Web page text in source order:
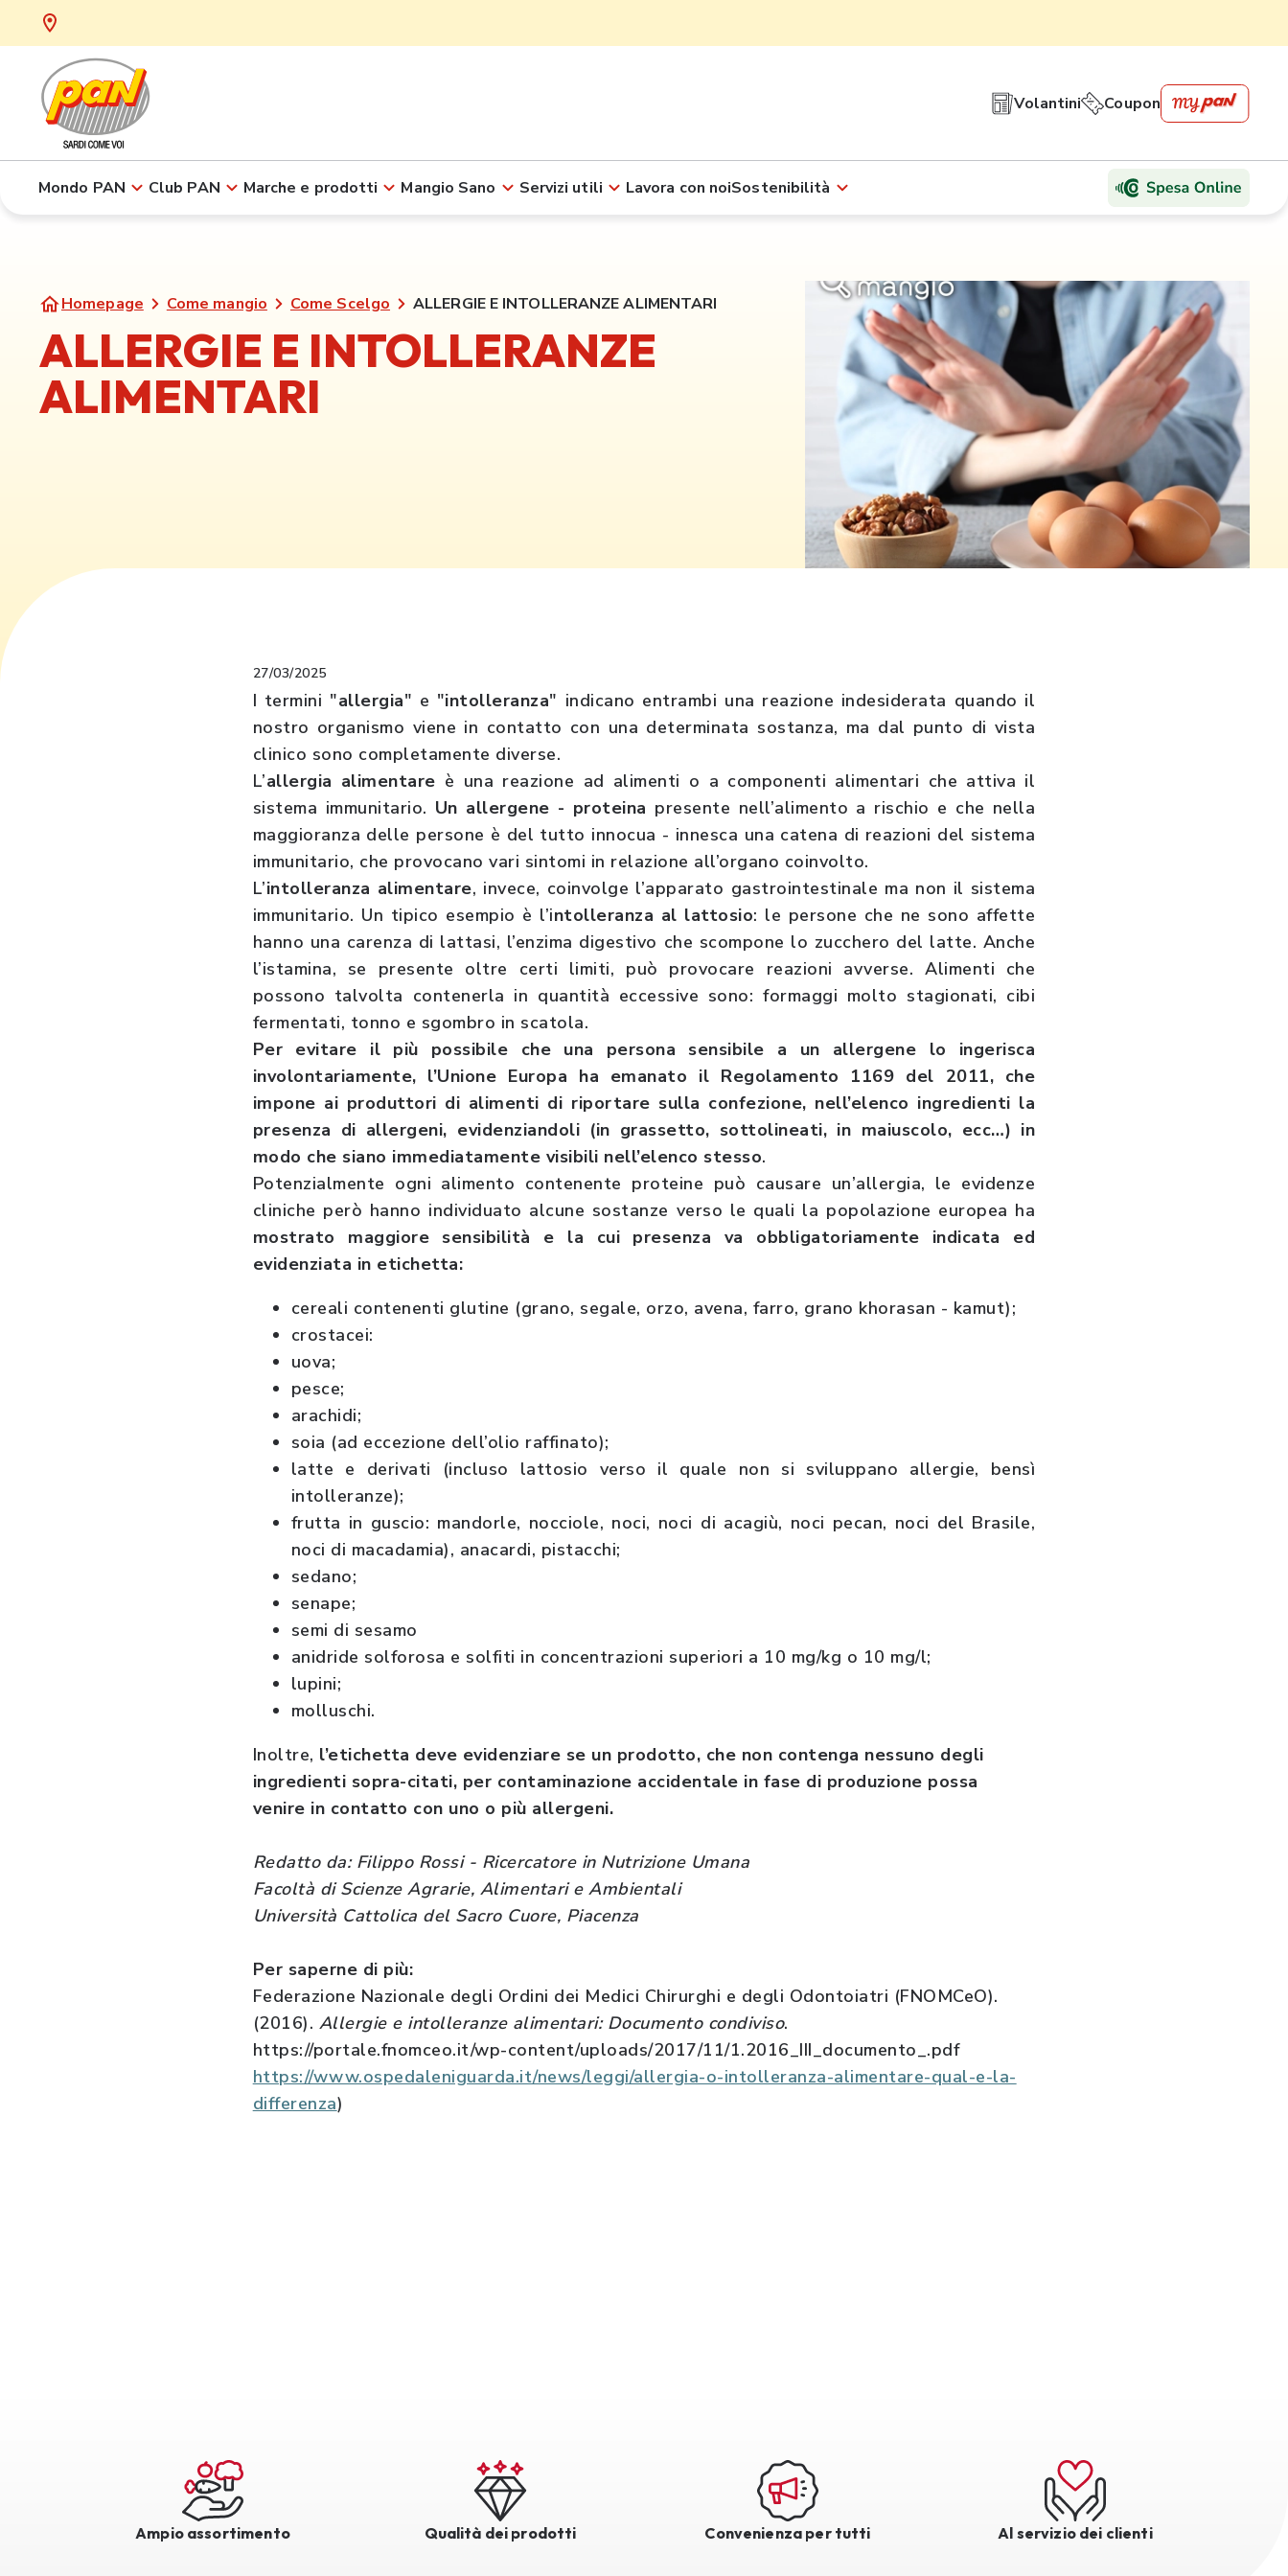
Volantini Coupon
Mondo PAN Club PAN Marche e prodotti Mangio Sano Servizi utili Lavora con noiSostenibilità
Homepage Come mangio Come Scelgo ALLERGIE E INTOLLERANZE ALIMENTARI
ALLERGIE E INTOLLERANZE
ALIMENTARI
27/03/2025
I termini "allergia" e "intolleranza" indicano entrambi una reazione indesiderata quando il
nostro organismo viene in contatto con una determinata sostanza, ma dal punto di vista
clinico sono completamente diverse.
L’allergia alimentare è una reazione ad alimenti o a componenti alimentari che attiva il
sistema immunitario. Un allergene - proteina presente nell’alimento a rischio e che nella
maggioranza delle persone è del tutto innocua - innesca una catena di reazioni del sistema
immunitario, che provocano vari sintomi in relazione all’organo coinvolto.
L’intolleranza alimentare, invece, coinvolge l’apparato gastrointestinale ma non il sistema
immunitario. Un tipico esempio è l’intolleranza al lattosio: le persone che ne sono affette
hanno una carenza di lattasi, l’enzima digestivo che scompone lo zucchero del latte. Anche
l’istamina, se presente oltre certi limiti, può provocare reazioni avverse. Alimenti che
possono talvolta contenerla in quantità eccessive sono: formaggi molto stagionati, cibi
fermentati, tonno e sgombro in scatola.
Per evitare il più possibile che una persona sensibile a un allergene lo ingerisca
involontariamente, l’Unione Europa ha emanato il Regolamento 1169 del 2011, che
impone ai produttori di alimenti di riportare sulla confezione, nell’elenco ingredienti la
presenza di allergeni, evidenziandoli (in grassetto, sottolineati, in maiuscolo, ecc…) in
modo che siano immediatamente visibili nell’elenco stesso.
Potenzialmente ogni alimento contenente proteine può causare un’allergia, le evidenze
cliniche però hanno individuato alcune sostanze verso le quali la popolazione europea ha
mostrato maggiore sensibilità e la cui presenza va obbligatoriamente indicata ed
evidenziata in etichetta:
cereali contenenti glutine (grano, segale, orzo, avena, farro, grano khorasan - kamut);
crostacei:
uova;
pesce;
arachidi;
soia (ad eccezione dell’olio raffinato);
latte e derivati (incluso lattosio verso il quale non si sviluppano allergie, bensì
intolleranze);
frutta in guscio: mandorle, nocciole, noci, noci di acagiù, noci pecan, noci del Brasile,
noci di macadamia), anacardi, pistacchi;
sedano;
senape;
semi di sesamo
anidride solforosa e solfiti in concentrazioni superiori a 10 mg/kg o 10 mg/l;
lupini;
molluschi.
Inoltre, l’etichetta deve evidenziare se un prodotto, che non contenga nessuno degli
ingredienti sopra-citati, per contaminazione accidentale in fase di produzione possa
venire in contatto con uno o più allergeni.
Redatto da: Filippo Rossi - Ricercatore in Nutrizione Umana
Facoltà di Scienze Agrarie, Alimentari e Ambientali
Università Cattolica del Sacro Cuore, Piacenza
Per saperne di più:
Federazione Nazionale degli Ordini dei Medici Chirurghi e degli Odontoiatri (FNOMCeO).
(2016). Allergie e intolleranze alimentari: Documento condiviso.
https://portale.fnomceo.it/wp-content/uploads/2017/11/1.2016_III_documento_.pdf
https://www.ospedaleniguarda.it/news/leggi/allergia-o-intolleranza-alimentare-qual-e-la-
differenza)
Ampio assortimento Qualità dei prodotti Convenienza per tutti Al servizio dei clienti